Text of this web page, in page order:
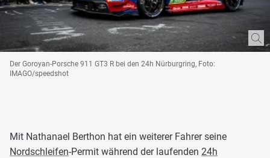
Der Goroyan-Porsche 911 GT3 R bei den 24h Nürburgring, Foto:
IMAGO/speedshot
Mit Nathanael Berthon hat ein weiterer Fahrer seine
Nordschleifen-Permit während der laufenden 24h